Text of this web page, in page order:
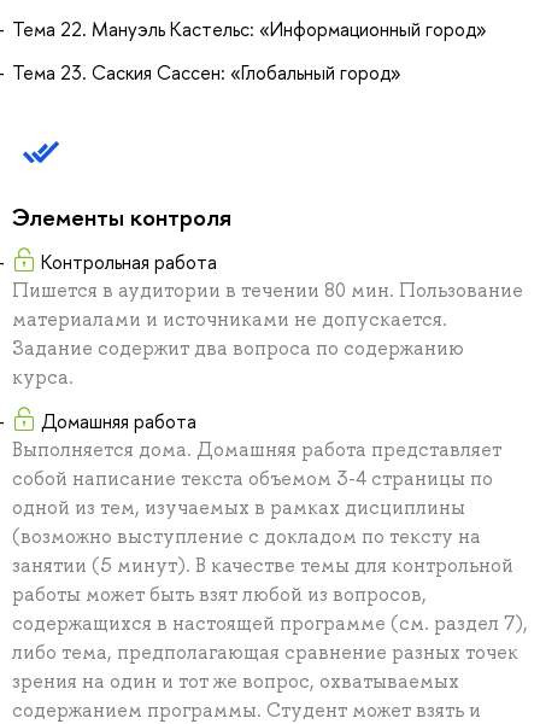
Тема 22. Мануэль Кастельс: «Информационный город»
Тема 23. Саския Сассен: «Глобальный город»
Элементы контроля
Контрольная работа
Пишется в аудитории в течении 80 мин. Пользование
материалами и источниками не допускается.
Задание содержит два вопроса по содержанию
курса.
Домашняя работа
Выполняется дома. Домашняя работа представляет
собой написание текста объемом 3-4 страницы по
одной из тем, изучаемых в рамках дисциплины
(возможно выступление с докладом по тексту на
занятии (5 минут). В качестве темы для контрольной
работы может быть взят любой из вопросов,
содержащихся в настоящей программе (см. раздел 7),
либо тема, предполагающая сравнение разных точек
зрения на один и тот же вопрос, охватываемых
содержанием программы. Студент может взять и